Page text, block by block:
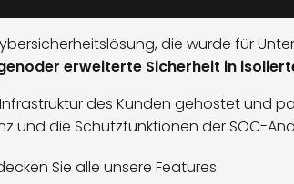
die wurde für
erweiterte Sicherheit in
des Kunden gehostet und
und die Schutzfunktionen der SOC-
Sie alle unsere Features